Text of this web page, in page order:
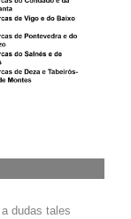
dudas tales